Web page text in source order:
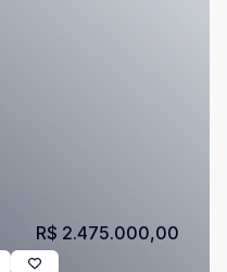
R$ 2.475.000,00